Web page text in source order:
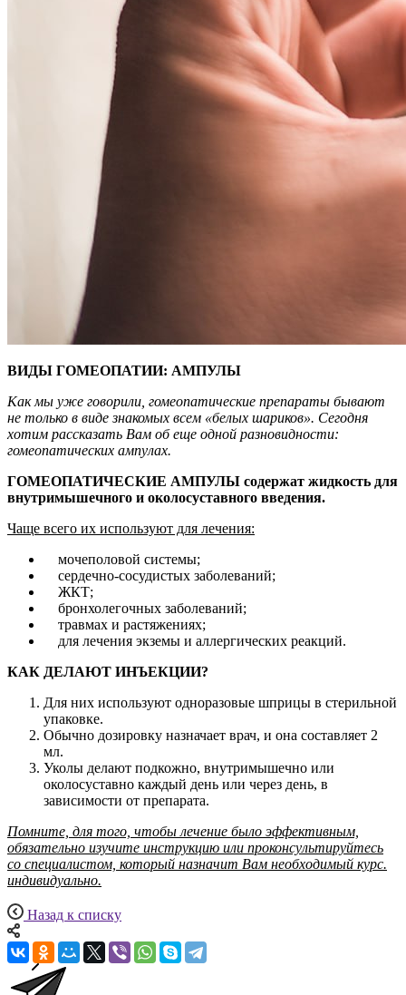
ВИДЫ ГОМЕОПАТИИ: АМПУЛЫ
Как мы уже говорили, гомеопатические препараты бывают
не только в виде знакомых всем «белых шариков». Сегодня
хотим рассказать Вам об еще одной разновидности:
гомеопатических ампулах.
ГОМЕОПАТИЧЕСКИЕ АМПУЛЫ содержат жидкость для
внутримышечного и околосуставного введения.
Чаще всего их используют для лечения:
мочеполовой системы;
сердечно-сосудистых заболеваний;
ЖКТ;
бронхолегочных заболеваний;
травмах и растяжениях;
для лечения экземы и аллергических реакций.
КАК ДЕЛАЮТ ИНЪЕКЦИИ?
Для них используют одноразовые шприцы в стерильной
упаковке.
Обычно дозировку назначает врач, и она составляет 2
мл.
Уколы делают подкожно, внутримышечно или
околосуставно каждый день или через день, в
зависимости от препарата.
Помните, для того, чтобы лечение было эффективным,
обязательно изучите инструкцию или проконсультируйтесь
со специалистом, который назначит Вам необходимый курс.
индивидуально.
Назад к списку